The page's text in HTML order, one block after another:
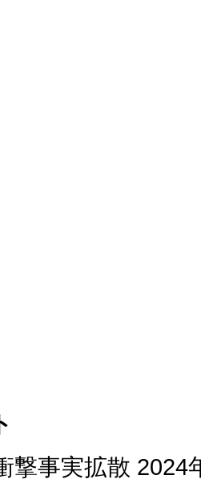
撃事実拡散 2024